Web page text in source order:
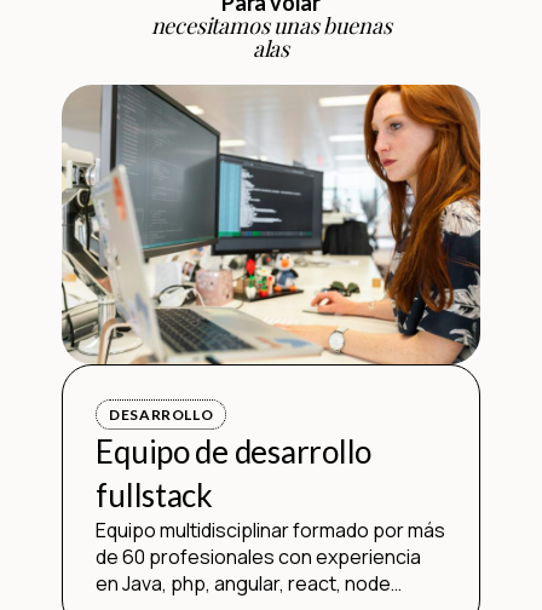
necesitamos unas buenas
alas
DESARROLLO
Equipo de desarrollo
fullstack
Equipo multidisciplinar formado por más
de 60 profesionales con experiencia
en Java, php, angular, react, node…